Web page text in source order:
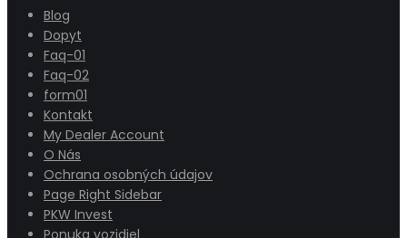
Blog
Dopyt
Faq-01
Faq-02
form01
Kontakt
My Dealer Account
O Nás
Ochrana osobných údajov
Page Right Sidebar
PKW Invest
Ponuka vozidiel